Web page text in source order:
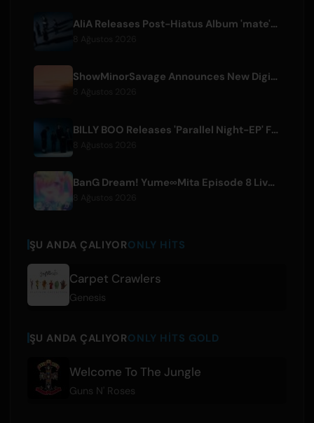
AliA Releases Post-Hiatus Album 'mate', Announces Tokyo Live
ShowMinorSavage Announces New Digital Single 'Gradation'
BILLY BOO Releases 'Parallel Night-EP' Featuring TV Drama Theme Song
BanG Dream! Yume∞Mita Episode 8 Live Clip Released
ŞU ANDA ÇALIYORONLY HITS
Carpet Crawlers
Genesis
ŞU ANDA ÇALIYORONLY HITS GOLD
Welcome To The Jungle
Guns N' Roses